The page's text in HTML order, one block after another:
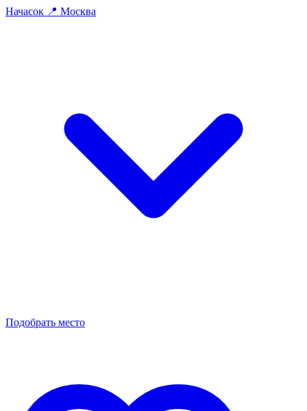
Начасок 📍 Москва
Подобрать место